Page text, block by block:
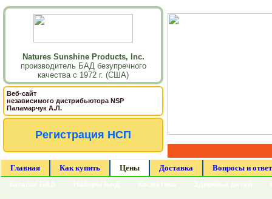
Natures Sunshine Products, Inc.
производитель БАД безупречного
качества с 1972 г. (США)
Веб-сайт
независимого дистрибьютора NSP
Паламарчук А.Л.
Регистрация НСП
Главная Как купить Цены Доставка Вопросы и